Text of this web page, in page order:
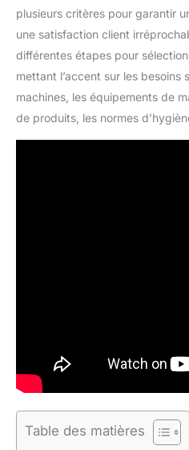
plusieurs critères pour garantir
une satisfaction client
différentes étapes pour
mettant l’accent sur les besoins
machines, les équipements de
de produits, les normes
Table des matières